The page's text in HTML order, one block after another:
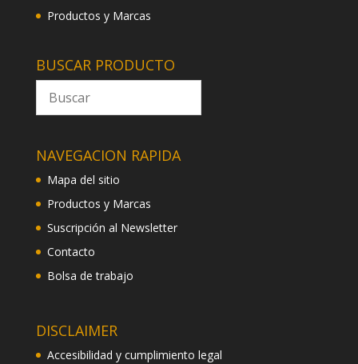
Productos y Marcas
BUSCAR PRODUCTO
NAVEGACION RAPIDA
Mapa del sitio
Productos y Marcas
Suscripción al Newsletter
Contacto
Bolsa de trabajo
DISCLAIMER
Accesibilidad y cumplimiento legal